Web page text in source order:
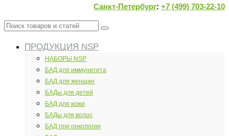
Санкт-Петербург: +7 (499) 703-22-10
Поиск
ПРОДУКЦИЯ NSP
НАБОРЫ NSP
БАД для иммунитета
БАД для женщин
БАДы для детей
БАД для кожи
БАДы для волос
БАД при онкологии